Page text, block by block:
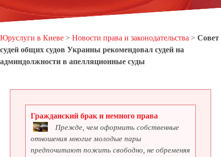
Юруслуги в Киеве > Новости права и законодательства > Совет
судей общих судов Украины рекомендовал судей на
админдолжности в апелляционные суды
Гражданский брак и немного права
Прежде, чем оформить собственные
отношения многие молодые пары
предпочитают пожить свободно, не обременяя